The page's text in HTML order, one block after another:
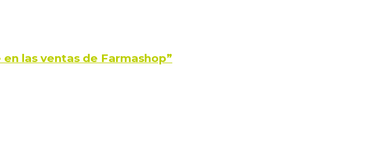
las ventas de Farmashop”